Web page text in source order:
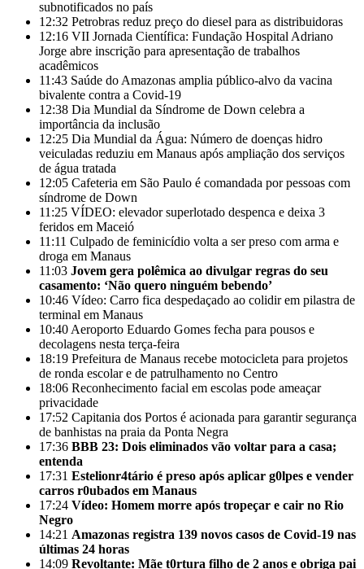
subnotificados no país
12:32 Petrobras reduz preço do diesel para as distribuidoras
12:16 VII Jornada Científica: Fundação Hospital Adriano
Jorge abre inscrição para apresentação de trabalhos
acadêmicos
11:43 Saúde do Amazonas amplia público-alvo da vacina
bivalente contra a Covid-19
12:38 Dia Mundial da Síndrome de Down celebra a
importância da inclusão
12:25 Dia Mundial da Água: Número de doenças hidro
veiculadas reduziu em Manaus após ampliação dos serviços
de água tratada
12:05 Cafeteria em São Paulo é comandada por pessoas com
síndrome de Down
11:25 VÍDEO: elevador superlotado despenca e deixa 3
feridos em Maceió
11:11 Culpado de feminicídio volta a ser preso com arma e
droga em Manaus
11:03 Jovem gera polêmica ao divulgar regras do seu
casamento: ‘Não quero ninguém bebendo’
10:46 Vídeo: Carro fica despedaçado ao colidir em pilastra de
terminal em Manaus
10:40 Aeroporto Eduardo Gomes fecha para pousos e
decolagens nesta terça-feira
18:19 Prefeitura de Manaus recebe motocicleta para projetos
de ronda escolar e de patrulhamento no Centro
18:06 Reconhecimento facial em escolas pode ameaçar
privacidade
17:52 Capitania dos Portos é acionada para garantir segurança
de banhistas na praia da Ponta Negra
17:36 BBB 23: Dois eliminados vão voltar para a casa;
entenda
17:31 Estelionr4tário é preso após aplicar g0lpes e vender
carros r0ubados em Manaus
17:24 Vídeo: Homem morre após tropeçar e cair no Rio
Negro
14:21 Amazonas registra 139 novos casos de Covid-19 nas
últimas 24 horas
14:09 Revoltante: Mãe t0rtura filho de 2 anos e obriga pai